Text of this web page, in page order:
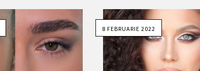
8 FEBRUARIE 2022